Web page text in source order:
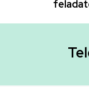
Általános